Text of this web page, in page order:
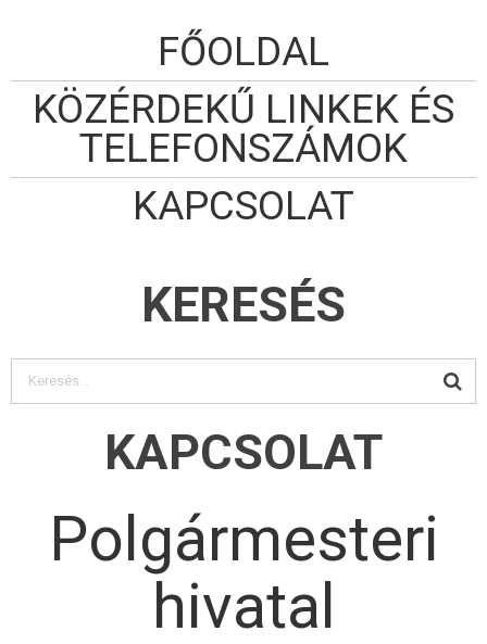
FŐOLDAL
KÖZÉRDEKŰ LINKEK ÉS
TELEFONSZÁMOK
KAPCSOLAT
KERESÉS
KAPCSOLAT
Polgármesteri
hivatal